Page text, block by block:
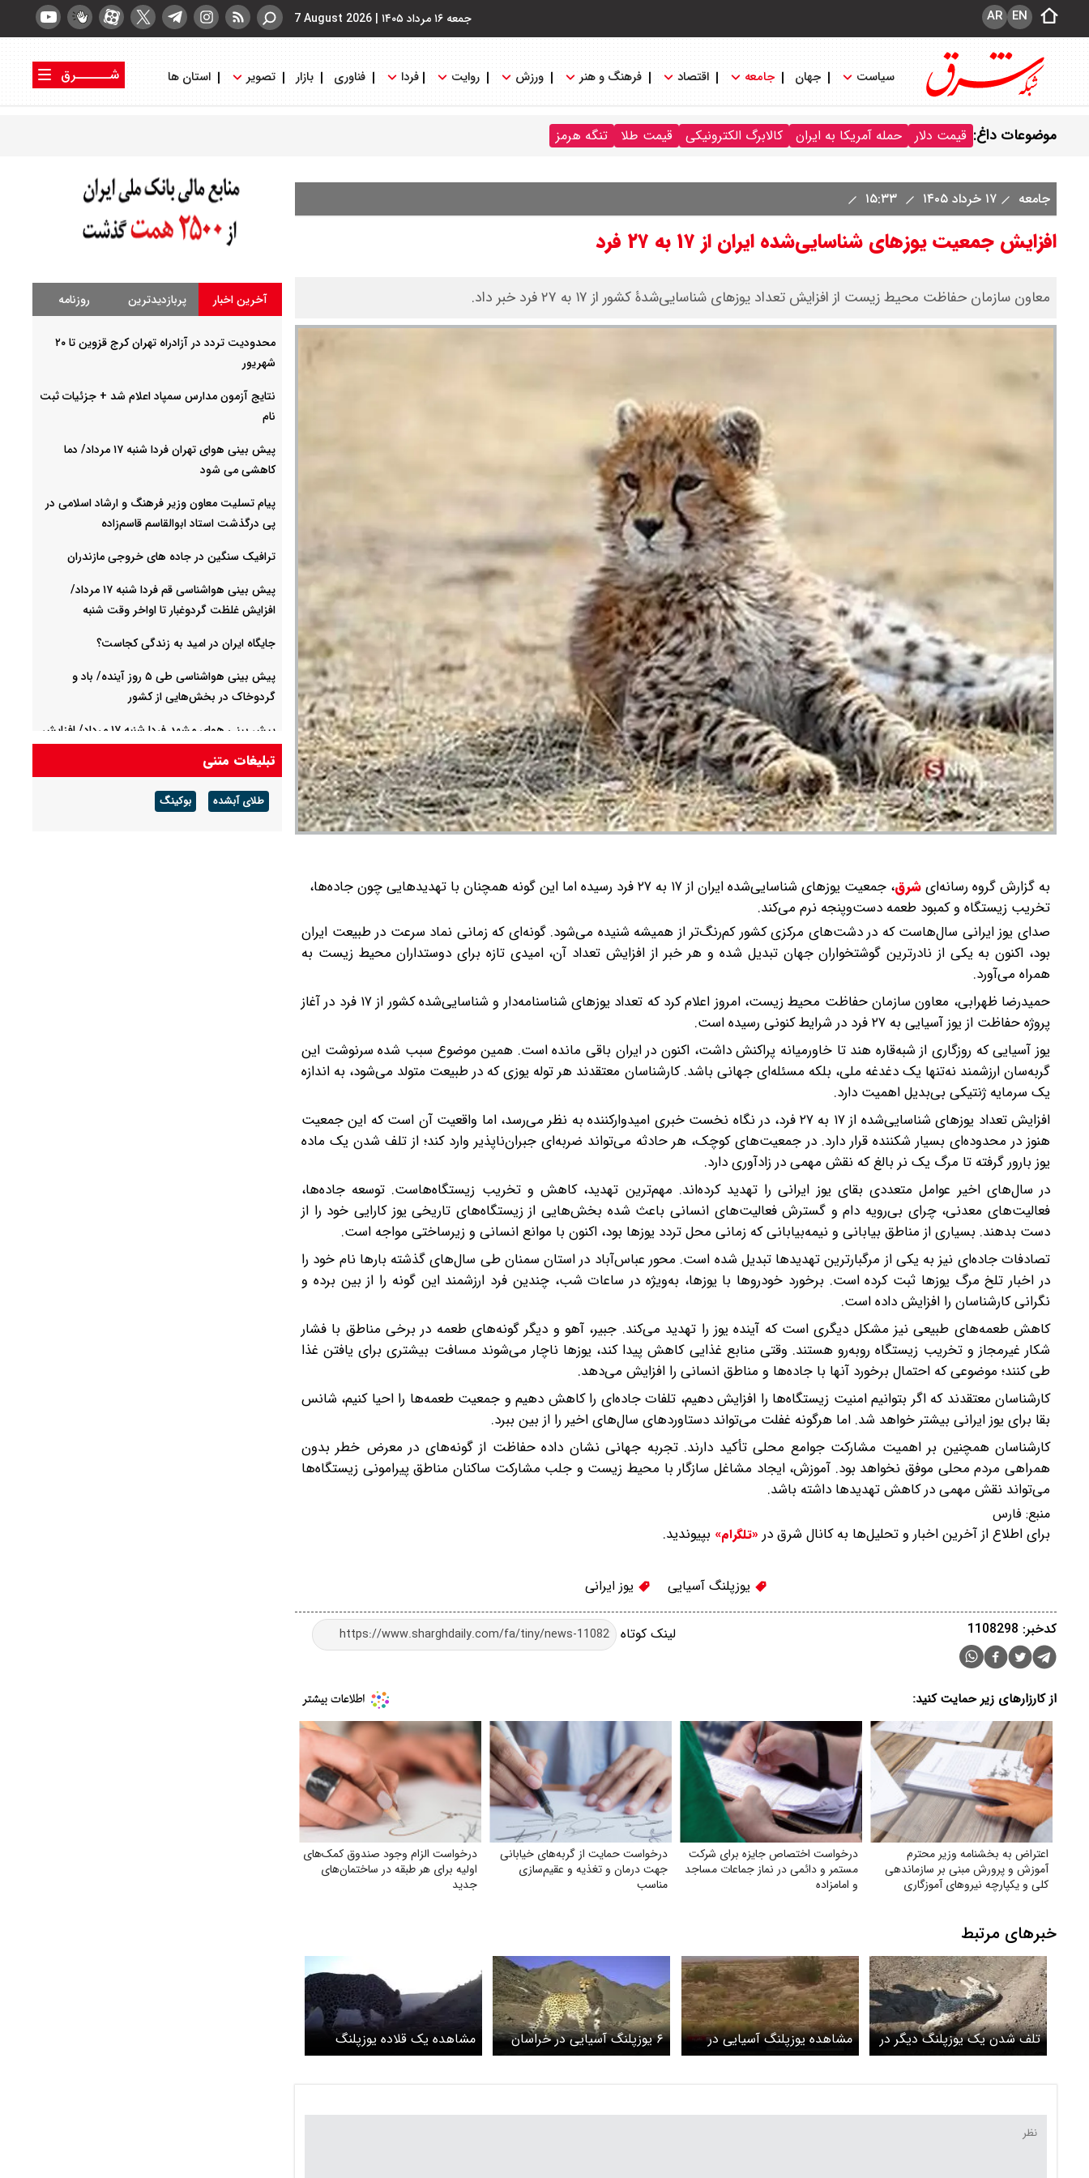
جمعه ۱۶ مرداد ۱۴۰۵ |
7 August 2026 EN
AR
سیاست جهان جامعه اقتصاد فرهنگ و هنر ورزش روایت فردا فناوری بازار تصویر استان ها
شــــــرق
موضوعات داغ: قیمت دلار حمله آمریکا به ایران کالابرگ الکترونیکی قیمت طلا تنگه هرمز
جامعه ۱۷ خرداد ۱۴۰۵
افزایش جمعیت یوزهای شناسایی‌شده ایران از ۱۷ به ۲۷ فرد
معاون سازمان حفاظت محیط زیست از افزایش تعداد یوزهای شناسایی‌شدۀ کشور از ۱۷ به ۲۷ فرد خبر داد.
به گزارش گروه رسانه‌ایشرق،
جمعیت یوزهای شناسایی‌شده ایران از ۱۷ به ۲۷ فرد رسیده اما این گونه همچنان با تهدیدهایی چون جاده‌ها،
تخریب زیستگاه و کمبود طعمه دست‌وپنجه نرم می‌کند.
صدای یوز ایرانی سال‌هاست که در دشت‌های مرکزی کشور کم‌رنگ‌تر از همیشه شنیده می‌شود. گونه‌ای که زمانی نماد سرعت در طبیعت ایران
بود، اکنون به یکی از نادرترین گوشتخواران جهان تبدیل شده و هر خبر از افزایش تعداد آن، امیدی تازه برای دوستداران محیط زیست به
همراه می‌آورد.
حمیدرضا ظهرابی، معاون سازمان حفاظت محیط زیست، امروز اعلام کرد که تعداد یوزهای شناسنامه‌دار و شناسایی‌شده کشور از ۱۷ فرد در آغاز
پروژه حفاظت از یوز آسیایی به ۲۷ فرد در شرایط کنونی رسیده است.
یوز آسیایی که روزگاری از شبه‌قاره هند تا خاورمیانه پراکنش داشت، اکنون در ایران باقی مانده است. همین موضوع سبب شده سرنوشت این
گربه‌سان ارزشمند نه‌تنها یک دغدغه ملی، بلکه مسئله‌ای جهانی باشد. کارشناسان معتقدند هر توله یوزی که در طبیعت متولد می‌شود، به اندازه
یک سرمایه ژنتیکی بی‌بدیل اهمیت دارد.
افزایش تعداد یوزهای شناسایی‌شده از ۱۷ به ۲۷ فرد، در نگاه نخست خبری امیدوارکننده به نظر می‌رسد، اما واقعیت آن است که این جمعیت
هنوز در محدوده‌ای بسیار شکننده قرار دارد. در جمعیت‌های کوچک، هر حادثه می‌تواند ضربه‌ای جبران‌ناپذیر وارد کند؛ از تلف شدن یک ماده
یوز بارور گرفته تا مرگ یک نر بالغ که نقش مهمی در زادآوری دارد.
در سال‌های اخیر عوامل متعددی بقای یوز ایرانی را تهدید کرده‌اند. مهم‌ترین تهدید، کاهش و تخریب زیستگاه‌هاست. توسعه جاده‌ها،
فعالیت‌های معدنی، چرای بی‌رویه دام و گسترش فعالیت‌های انسانی باعث شده بخش‌هایی از زیستگاه‌های تاریخی یوز کارایی خود را از
دست بدهند. بسیاری از مناطق بیابانی و نیمه‌بیابانی که زمانی محل تردد یوزها بود، اکنون با موانع انسانی و زیرساختی مواجه است.
تصادفات جاده‌ای نیز به یکی از مرگبارترین تهدیدها تبدیل شده است. محور عباس‌آباد در استان سمنان طی سال‌های گذشته بارها نام خود را
در اخبار تلخ مرگ یوزها ثبت کرده است. برخورد خودروها با یوزها، به‌ویژه در ساعات شب، چندین فرد ارزشمند این گونه را از بین برده و
نگرانی کارشناسان را افزایش داده است.
کاهش طعمه‌های طبیعی نیز مشکل دیگری است که آینده یوز را تهدید می‌کند. جبیر، آهو و دیگر گونه‌های طعمه در برخی مناطق با فشار
شکار غیرمجاز و تخریب زیستگاه روبه‌رو هستند. وقتی منابع غذایی کاهش پیدا کند، یوزها ناچار می‌شوند مسافت بیشتری برای یافتن غذا
طی کنند؛ موضوعی که احتمال برخورد آنها با جاده‌ها و مناطق انسانی را افزایش می‌دهد.
کارشناسان معتقدند که اگر بتوانیم امنیت زیستگاه‌ها را افزایش دهیم، تلفات جاده‌ای را کاهش دهیم و جمعیت طعمه‌ها را احیا کنیم، شانس
بقا برای یوز ایرانی بیشتر خواهد شد. اما هرگونه غفلت می‌تواند دستاوردهای سال‌های اخیر را از بین ببرد.
کارشناسان همچنین بر اهمیت مشارکت جوامع محلی تأکید دارند. تجربه جهانی نشان داده حفاظت از گونه‌های در معرض خطر بدون
همراهی مردم محلی موفق نخواهد بود. آموزش، ایجاد مشاغل سازگار با محیط زیست و جلب مشارکت ساکنان مناطق پیرامونی زیستگاه‌ها
می‌تواند نقش مهمی در کاهش تهدیدها داشته باشد.
منبع: فارس
برای اطلاع از آخرین اخبار و تحلیل‌ها به کانال شرق در «تلگرام» بپیوندید.
یوزپلنگ‌ آسیایی یوز ایرانی
لینک کوتاه کدخبر: 1108298
از کارزارهای زیر حمایت کنید:
اعتراض به بخشنامه وزیر محترم
آموزش و پرورش مبنی بر سازماندهی
کلی و یکپارچه نیروهای آموزگاری
درخواست اختصاص جایزه برای شرکت
مستمر و دائمی در نماز جماعات مساجد
و امامزاده
درخواست حمایت از گربه‌های خیابانی
جهت درمان و تغذیه و عقیم‌سازی
مناسب
درخواست الزام وجود صندوق کمک‌های
اولیه برای هر طبقه در ساختمان‌های
جدید
خبرهای مرتبط
تلف شدن یک یوزپلنگ دیگر در
تصادف جاده ای در میامی
مشاهده یوزپلنگ آسیایی در
فیروزآباد + ویدئو
۶ یوزپلنگ آسیایی در خراسان
شمالی دیده شدند
مشاهده یک قلاده یوزپلنگ
آسیایی در توران شاهرود
آخرین اخبار پربازدیدترین روزنامه
محدودیت تردد در آزادراه تهران کرج قزوین تا ۲۰
شهریور
نتایج آزمون مدارس سمپاد اعلام شد + جزئیات ثبت
نام
پیش بینی هوای تهران فردا شنبه ۱۷ مرداد/ دما
کاهشی می شود
پیام تسلیت معاون وزیر فرهنگ و ارشاد اسلامی در
پی درگذشت استاد ابوالقاسم قاسم‌زاده
ترافیک سنگین در جاده های خروجی مازندران
پیش بینی هواشناسی قم فردا شنبه ۱۷ مرداد/
افزایش غلظت گردوغبار تا اواخر وقت شنبه
جایگاه ایران در امید به زندگی کجاست؟
پیش بینی هواشناسی طی ۵ روز آینده/ باد و
گردوخاک در بخش‌هایی از کشور
پیش بینی هوای مشهد فردا شنبه ۱۷ مرداد/ افزایش
دما از روز سه شنبه
پیش بینی هوای لرستان فردا ۱۷ مرداد/ تداوم هوای
گرم و افزایش سرعت وزش باد
تبلیغات متنی
طلای آبشده بوکینگ